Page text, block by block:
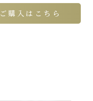
ご購入はこちら